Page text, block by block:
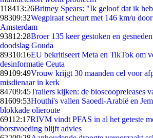
118413:26Britney Spears: "Ik geloof dat ik
98309:32Wegpiraat scheurt met 146 km/u
Amsterdam
93812:28Broer 135 keer gestoken en
doodslag Gouda
89310:16EU bekritiseert Meta en TikTok om
desinformatie Ceuta
89109:49Vrouw krijgt 30 maanden cel voor
misdienaar in kerk
84709:45Trailers kijken: de bioscoopreleases
81609:53Houthi's vallen Saoedi-Arabië en
blokkade olieroute
69112:17RIVM vindt PFAS in al het geteste
borstvoeding blijft advies